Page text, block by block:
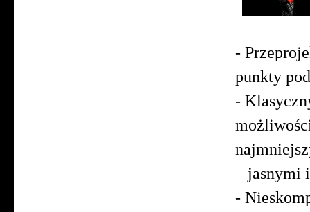
-
punkty
-
jasnymi
-